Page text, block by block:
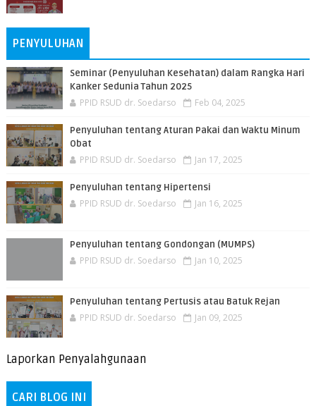
PENYULUHAN
Seminar (Penyuluhan Kesehatan) dalam Rangka Hari
Kanker Sedunia Tahun 2025
PPID RSUD dr. Soedarso Feb 04, 2025
Penyuluhan tentang Aturan Pakai dan Waktu Minum
Obat
PPID RSUD dr. Soedarso Jan 17, 2025
Penyuluhan tentang Hipertensi
PPID RSUD dr. Soedarso Jan 16, 2025
Penyuluhan tentang Gondongan (MUMPS)
PPID RSUD dr. Soedarso Jan 10, 2025
Penyuluhan tentang Pertusis atau Batuk Rejan
PPID RSUD dr. Soedarso Jan 09, 2025
Laporkan Penyalahgunaan
CARI BLOG INI